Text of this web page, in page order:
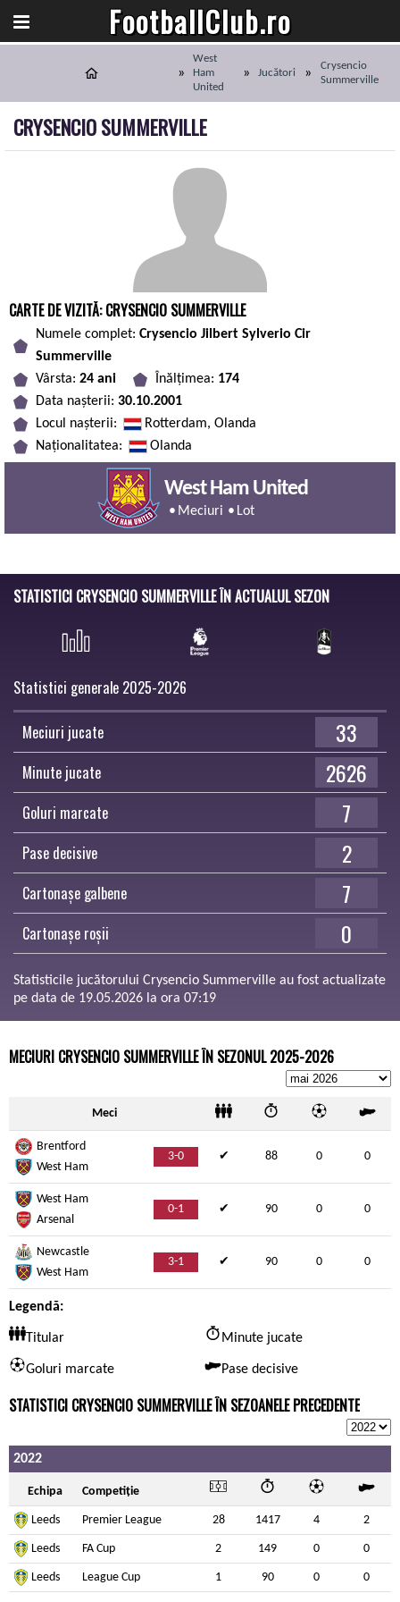
FootballClub.ro
West
Ham
United
Jucători
Crysencio
Summerville
CRYSENCIO SUMMERVILLE
CARTE DE VIZITĂ: CRYSENCIO SUMMERVILLE
Numele complet: Crysencio Jilbert Sylverio Cir
Summerville
Vârsta: 24 ani Înălțimea: 174
Data nașterii: 30.10.2001
Locul nașterii:
Rotterdam, Olanda
Naționalitatea:
Olanda
West Ham United
Meciuri Lot
STATISTICI CRYSENCIO SUMMERVILLE ÎN ACTUALUL SEZON
Statistici generale 2025-2026
Meciuri jucate 33
Minute jucate 2626
Goluri marcate 7
Pase decisive 2
Cartonașe galbene 7
Cartonașe roșii 0
Statisticile jucătorului Crysencio Summerville au fost actualizate
pe data de 19.05.2026 la ora 07:19
MECIURI CRYSENCIO SUMMERVILLE ÎN SEZONUL 2025-2026
Meci
Brentford
3-0
West Ham
✔ 88 0 0
West Ham
0-1
Arsenal
✔ 90 0 0
Newcastle
3-1
West Ham
✔ 90 0 0
Legendă:
Titular Minute jucate
Goluri marcate Pase decisive
STATISTICI CRYSENCIO SUMMERVILLE ÎN SEZOANELE PRECEDENTE
2022
Echipa Competiție
Leeds Premier League 28 1417 4 2
Leeds FA Cup 2 149 0 0
Leeds League Cup 1 90 0 0